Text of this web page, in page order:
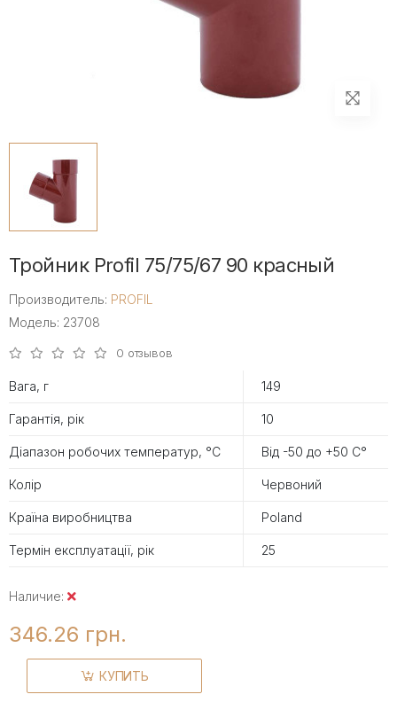
Тройник Profil 75/75/67 90 красный
Производитель: PROFIL
Модель: 23708
0 отзывов
Вага, г 149
Гарантія, рік 10
Діапазон робочих температур, °С Від -50 до +50 С°
Колір Червоний
Країна виробництва Poland
Термін експлуатації, рік 25
Наличие:
346.26 грн.
КУПИТЬ